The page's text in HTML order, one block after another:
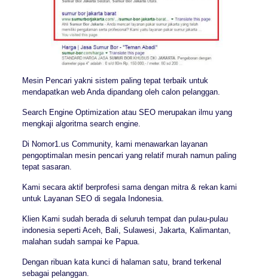
Mesin Pencari yakni sistem paling tepat terbaik untuk
mendapatkan web Anda dipandang oleh calon pelanggan.
Search Engine Optimization atau SEO merupakan ilmu yang
mengkaji algoritma search engine.
Di Nomor1.us Community, kami menawarkan layanan
pengoptimalan mesin pencari yang relatif murah namun paling
tepat sasaran.
Kami secara aktif berprofesi sama dengan mitra & rekan kami
untuk Layanan SEO di segala Indonesia.
Klien Kami sudah berada di seluruh tempat dan pulau-pulau
indonesia seperti Aceh, Bali, Sulawesi, Jakarta, Kalimantan,
malahan sudah sampai ke Papua.
Dengan ribuan kata kunci di halaman satu, brand terkenal
sebagai pelanggan.